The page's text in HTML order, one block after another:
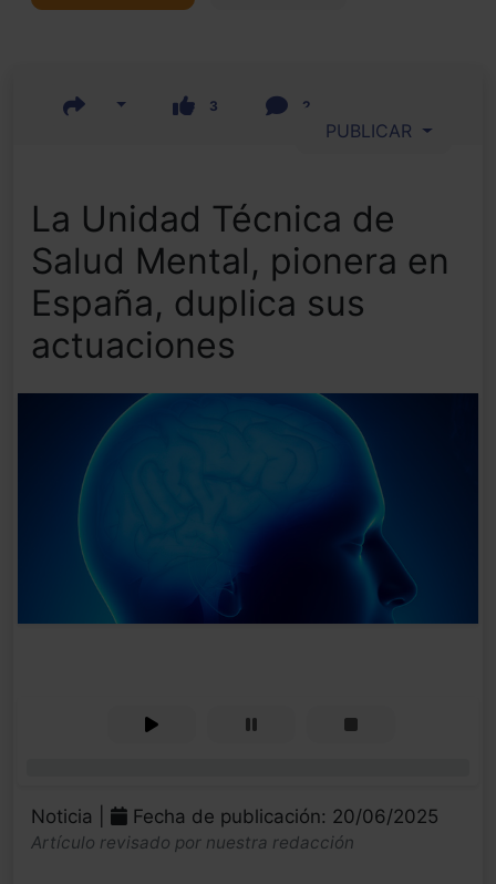
3 2
PUBLICAR
La Unidad Técnica de
Salud Mental, pionera en
España, duplica sus
actuaciones
Noticia | Fecha de publicación: 20/06/2025
Artículo revisado por nuestra redacción